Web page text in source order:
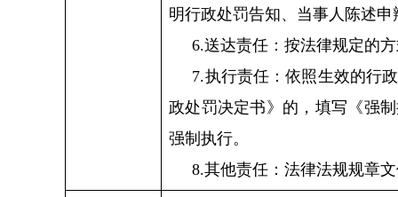
明行政处罚告知、当事人陈述
6.送达责任：按法律规定的
7.执行责任：依照生效的行
政处罚决定书》的，填写《强
强制执行。
8.其他责任：法律法规规章